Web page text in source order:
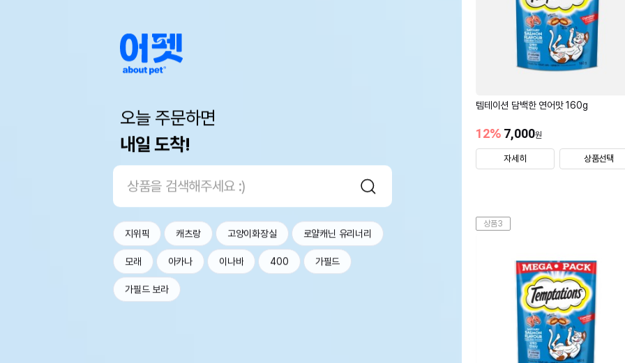
오늘 주문하면
내일 도착!
지위픽 캐츠랑 고양이화장실 로얄캐닌 유리너리
모래 아카나 이나바 400 가필드
가필드 보라
템테이션 담백한 연어맛 160g
7,000원
12%
자세히 상품선택
상품3